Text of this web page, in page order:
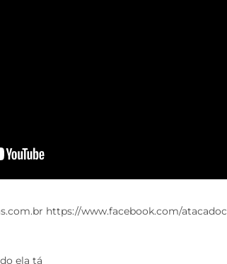
https://www.facebook.com/
ela tá